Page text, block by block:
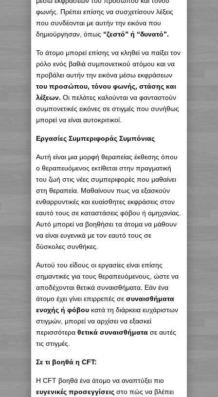
φωνής. Πρέπει επίσης να συσχετίσουν λέξεις
που συνδέονται με αυτήν την εικόνα που
δημιούργησαν, όπως “ζεστό” ή “δυνατό”.
Το άτομο μπορεί επίσης να κληθεί να παίξει τον
ρόλο ενός βαθιά συμπονετικού ατόμου και να
προβάλει αυτήν την εικόνα μέσω εκφράσεων
του προσώπου, τόνου φωνής, στάσης και
λέξεων. Οι πελάτες καλούνται να φανταστούν
συμπονετικές εικόνες σε στιγμές που συνήθως
μπορεί να είναι αυτοκριτικοί.
Εργασίες Συμπεριφοράς Συμπόνιας
Αυτή είναι μια μορφή θεραπείας έκθεσης όπου
ο θεραπευόμενος εκτίθεται στην πραγματική
του ζωή στις νέες συμπεριφορές που μαθαίνει
στη θεραπεία. Μαθαίνουν πως να εξασκούν
ενθαρρυντικές και ευαίσθητες εκφράσεις στον
εαυτό τους σε καταστάσεις φόβου ή αμηχανίας.
Αυτό μπορεί να βοηθήσει τα άτομα να μάθουν
να είναι ευγενικά με τον εαυτό τους σε
δύσκολες συνθήκες.
Αυτού του είδους οι εργασίες είναι επίσης
σημαντικές για τους θεραπευόμενους, ώστε να
αποδέχονται θετικά συναισθήματα. Εάν ένα
άτομο έχει γίνει επιρρεπές σε συναισθήματα
ενοχής ή φόβου κατά τη διάρκεια ευχάριστων
στιγμών, μπορεί να αρχίσει να εξασκεί
περισσότερα θετικά συναισθήματα σε αυτές
τις στιγμές.
Σε τι βοηθά η CFT:
Η CFT βοηθά ένα άτομο να αναπτύξει πιο
ευγενικές προσεγγίσεις στο πώς να βλέπει